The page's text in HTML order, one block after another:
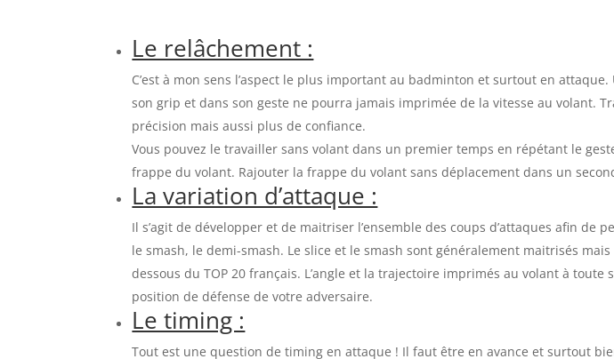
Le relâchement :
C’est à mon sens l’aspect le plus important au badminton et surtout en
son grip et dans son geste ne pourra jamais imprimée de la vitesse au volant.
précision mais aussi plus de confiance.
Vous pouvez le travailler sans volant dans un premier temps en répétant le
frappe du volant. Rajouter la frappe du volant sans déplacement dans un
La variation d’attaque :
Il s’agit de développer et de maitriser l’ensemble des coups d’attaques afin
le smash, le demi-smash. Le slice et le smash sont généralement maitrisés mais
dessous du TOP 20 français. L’angle et la trajectoire imprimés au volant à
position de défense de votre adversaire.
Le timing :
Tout est une question de timing en attaque ! Il faut être en avance et surtout